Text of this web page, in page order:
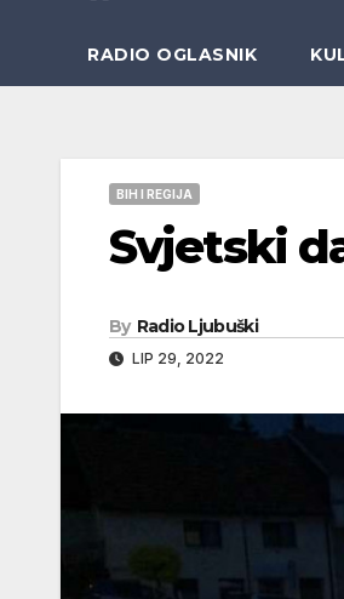
RADIO OGLASNIK
BIH I REGIJA
Svjetski
By Radio Ljubuški
LIP 29, 2022